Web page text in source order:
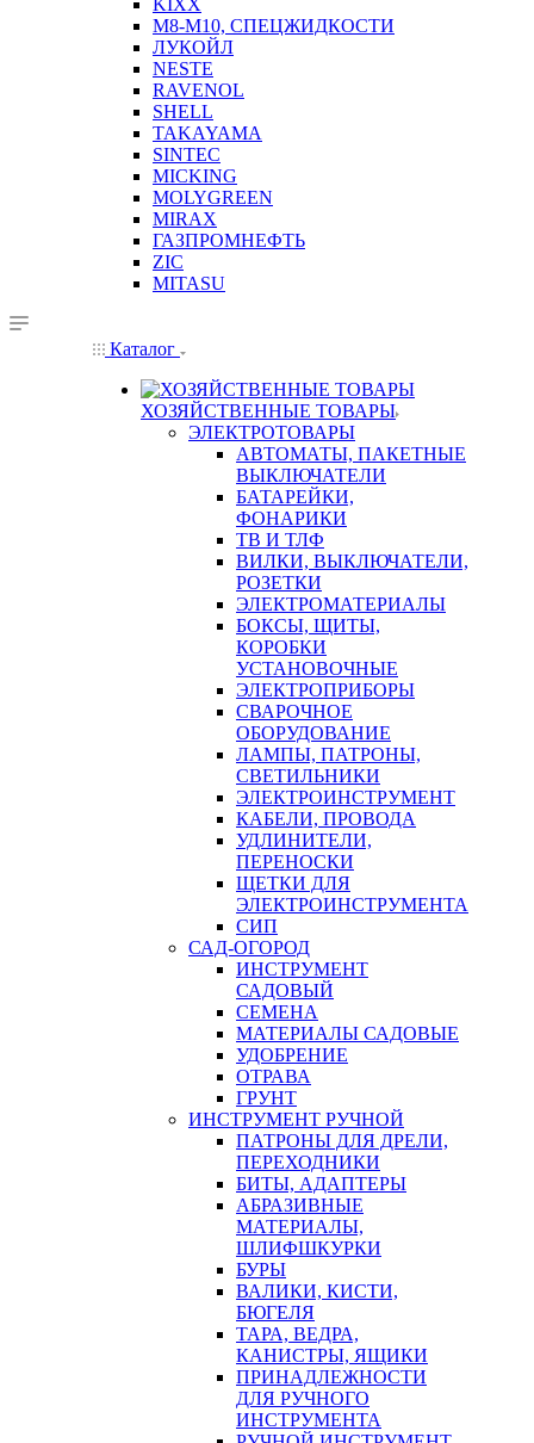
KIXX
М8-М10, СПЕЦЖИДКОСТИ
ЛУКОЙЛ
NESTE
RAVENOL
SHELL
TAKAYAMA
SINTEC
MICKING
MOLYGREEN
MIRAX
ГАЗПРОМНЕФТЬ
ZIC
MITASU
Каталог
ХОЗЯЙСТВЕННЫЕ ТОВАРЫ
ЭЛЕКТРОТОВАРЫ
АВТОМАТЫ, ПАКЕТНЫЕ
ВЫКЛЮЧАТЕЛИ
БАТАРЕЙКИ,
ФОНАРИКИ
ТВ И ТЛФ
ВИЛКИ, ВЫКЛЮЧАТЕЛИ,
РОЗЕТКИ
ЭЛЕКТРОМАТЕРИАЛЫ
БОКСЫ, ЩИТЫ,
КОРОБКИ
УСТАНОВОЧНЫЕ
ЭЛЕКТРОПРИБОРЫ
СВАРОЧНОЕ
ОБОРУДОВАНИЕ
ЛАМПЫ, ПАТРОНЫ,
СВЕТИЛЬНИКИ
ЭЛЕКТРОИНСТРУМЕНТ
КАБЕЛИ, ПРОВОДА
УДЛИНИТЕЛИ,
ПЕРЕНОСКИ
ЩЕТКИ ДЛЯ
ЭЛЕКТРОИНСТРУМЕНТА
СИП
САД-ОГОРОД
ИНСТРУМЕНТ
САДОВЫЙ
СЕМЕНА
МАТЕРИАЛЫ САДОВЫЕ
УДОБРЕНИЕ
ОТРАВА
ГРУНТ
ИНСТРУМЕНТ РУЧНОЙ
ПАТРОНЫ ДЛЯ ДРЕЛИ,
ПЕРЕХОДНИКИ
БИТЫ, АДАПТЕРЫ
АБРАЗИВНЫЕ
МАТЕРИАЛЫ,
ШЛИФШКУРКИ
БУРЫ
ВАЛИКИ, КИСТИ,
БЮГЕЛЯ
ТАРА, ВЕДРА,
КАНИСТРЫ, ЯЩИКИ
ПРИНАДЛЕЖНОСТИ
ДЛЯ РУЧНОГО
ИНСТРУМЕНТА